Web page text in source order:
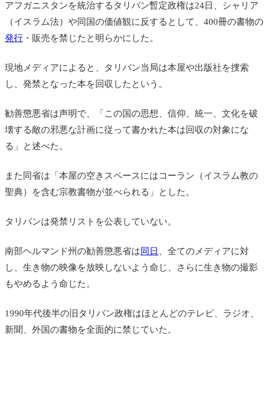
アフガニスタンを統治するタリバン暫定政権は24日、シャリア
（イスラム法）や同国の価値観に反するとして、400冊の書物の
発行 ・販売を禁じたと明らかにした。
現地メディアによると、タリバン当局は本屋や出版社を捜索
し、発禁となった本を回収したという。
勧善懲悪省は声明で、「この国の思想、信仰、統一、文化を破
壊する敵の邪悪な計画に従って書かれた本は回収の対象にな
る」と述べた。
また同省は「本屋の空きスペースにはコーラン（イスラム教の
聖典）を含む宗教書物が並べられる」とした。
タリバンは発禁 リストを公表していない。
南部ヘルマンド州の勧善懲悪省は同日 、 全てのメディアに対
し、生き物の映像を放映しないよう命じ、さらに生き物の撮影
もやめるよう命じた。
1990年代後半の旧タリバン政権はほとんどのテレビ、ラジオ、
新聞、外国の書物を全面的に禁じていた。